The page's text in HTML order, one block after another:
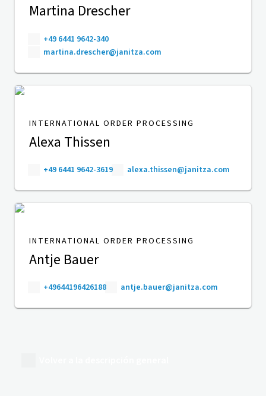
Martina Drescher
+49 6441 9642-340
martina.drescher@janitza.com
INTERNATIONAL ORDER PROCESSING
Alexa Thissen
+49 6441 9642-3619 alexa.thissen@janitza.com
INTERNATIONAL ORDER PROCESSING
Antje Bauer
+49644196426188 antje.bauer@janitza.com